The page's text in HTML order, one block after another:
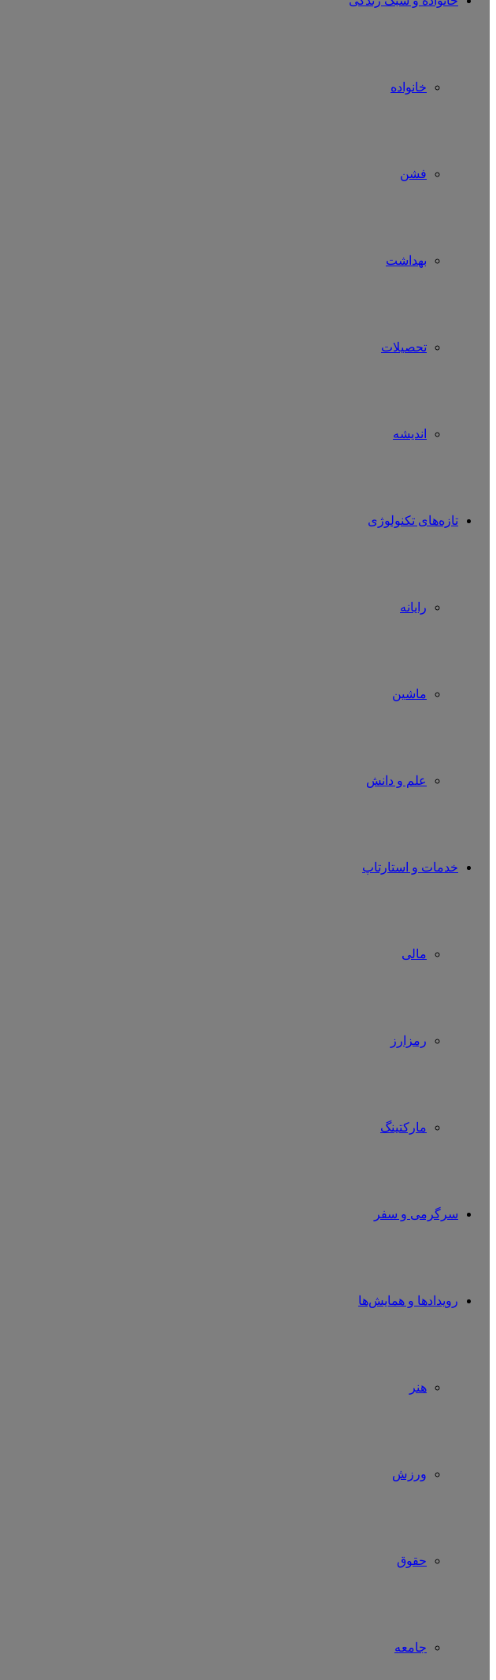
خانواده
فشن
بهداشت
تحصیلات
اندیشه
تازه‌های تکنولوژی
رایانه
ماشین
علم و دانش
خدمات و استارتاپ
مالی
رمزارز
مارکتینگ
سرگرمی و سفر
رویدادها و همایش‌ها
هنر
ورزش
حقوق
جامعه